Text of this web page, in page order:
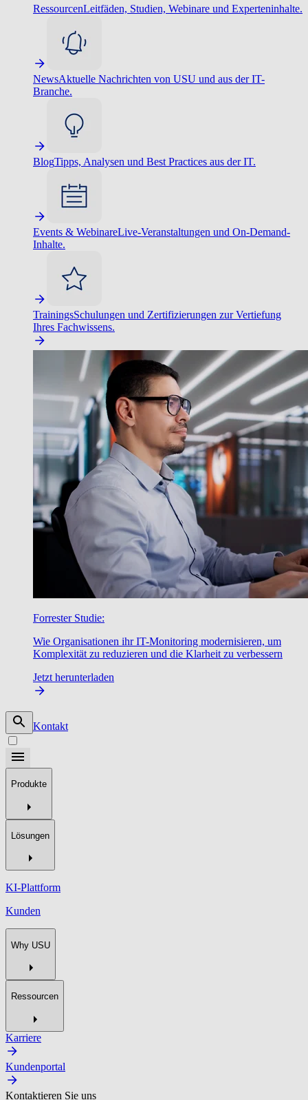
RessourcenLeitfäden, Studien, Webinare und Experteninhalte.
NewsAktuelle Nachrichten von USU und aus der IT-
Branche.
BlogTipps, Analysen und Best Practices aus der IT.
Events & WebinareLive-Veranstaltungen und On-Demand-
Inhalte.
TrainingsSchulungen und Zertifizierungen zur Vertiefung
Ihres Fachwissens.
Forrester Studie:
Wie Organisationen ihr IT-Monitoring modernisieren, um
Komplexität zu reduzieren und die Klarheit zu verbessern
Jetzt herunterladen
Kontakt
Produkte
Lösungen
KI-Plattform
Kunden
Why USU
Ressourcen
Karriere
Kundenportal
Kontaktieren Sie uns